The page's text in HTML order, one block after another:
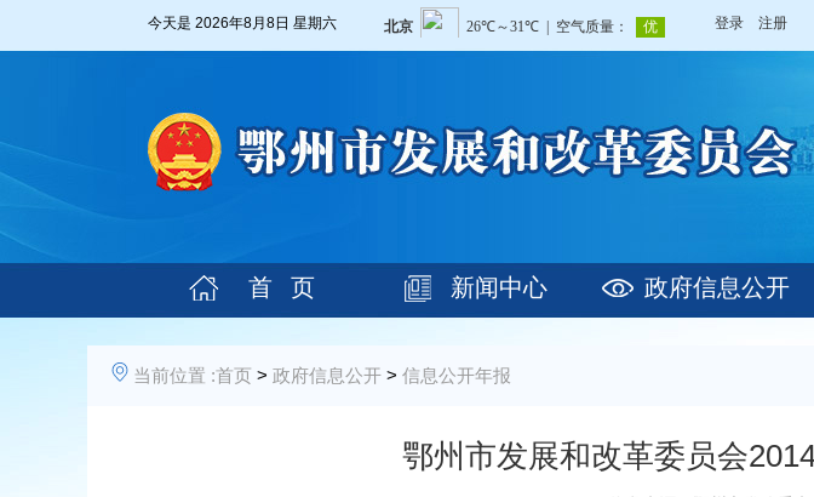
今天是 2026年8月8日 星期六 登录 注册
首 页 新闻中心 政府信息公开
当前位置 :首页 > 政府信息公开 > 信息公开年报
鄂州市发展和改革委员会